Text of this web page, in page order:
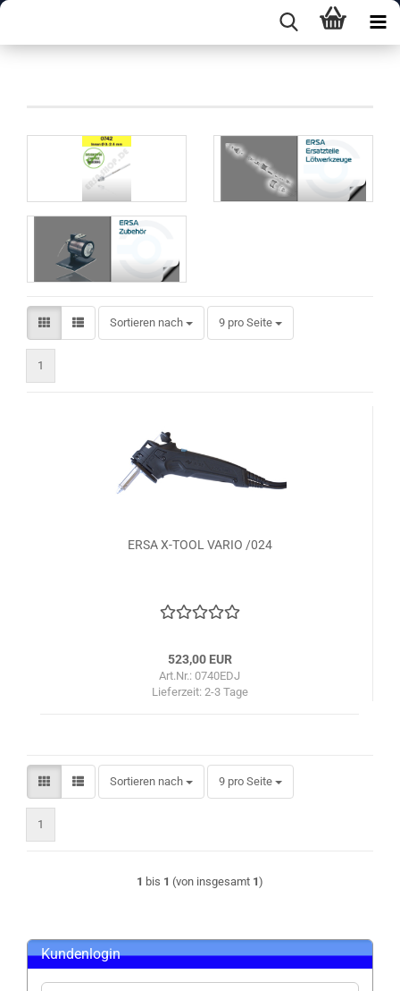
Sortieren nach
Sortieren nach 9 pro Seite
pro Seite
1
ERSA X-TOOL VARIO /024
523,00 EUR
Art.Nr.: 0740EDJ
Lieferzeit: 2-3 Tage
Sortieren nach
Sortieren nach 9 pro Seite
pro Seite
1
1 bis 1 (von insgesamt 1)
Kundenlogin